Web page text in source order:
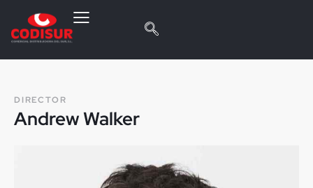
DIRECTOR
Andrew Walker